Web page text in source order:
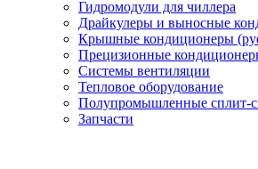
Гидромодули для чиллера
Драйкулеры и выносные
Крышные кондиционеры
Прецизионные
Системы вентиляции
Тепловое оборудование
Полупромышленные сплит-
Запчасти